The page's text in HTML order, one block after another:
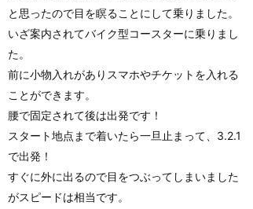
と思ったので目を瞑ることにして乗りました。
いざ案内されてバイク型コースターに乗りまし
た。
前に小物入れがありスマホやチケットを入れる
ことができます。
腰で固定されて後は出発です！
スタート地点まで着いたら一旦止まって、3.2.1
で出発！
すぐに外に出るので目をつぶってしまいました
がスピードは相当です。